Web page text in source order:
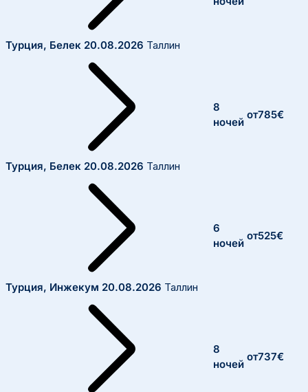
Турция, Белек 20.08.2026 Таллин
Турция, Белек 20.08.2026 Таллин
8
ночей
от785€
Турция, Инжекум 20.08.2026 Таллин
6
ночей
от525€
8
ночей
от737€